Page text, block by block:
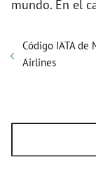
mundo. En el
Código IATA de
Airlines